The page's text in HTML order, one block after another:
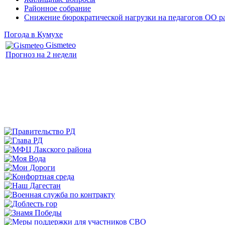
Районное собрание
Снижение бюрократической нагрузки на педагогов ОО
Погода в Кумухе
Gismeteo
Прогноз на 2 недели